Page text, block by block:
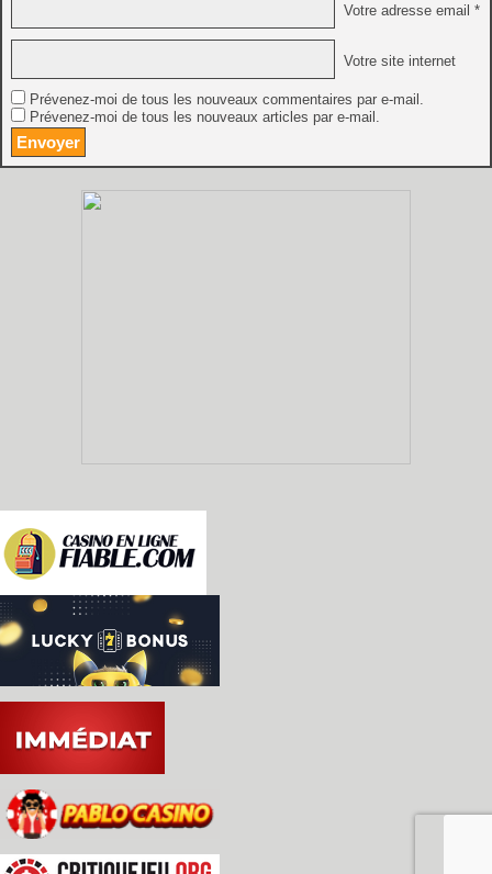
Votre adresse email *
Votre site internet
Prévenez-moi de tous les nouveaux commentaires par e-mail.
Prévenez-moi de tous les nouveaux articles par e-mail.